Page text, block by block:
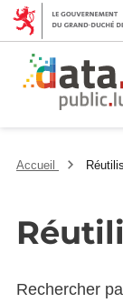
Accueil
Rechercher